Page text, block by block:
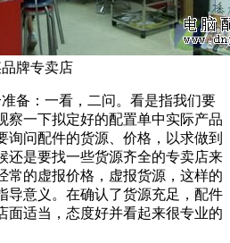
牌专卖店
备：一看，二问。看是指我们要
察一下拟定好的配置单中实际产品
询问配件的货源、价格，以求做到
还是要找一些货源齐全的专卖店来
常的虚报价格，虚报货源，这样的
导意义。在确认了货源充足，配件
面适当，态度好并看起来很专业的